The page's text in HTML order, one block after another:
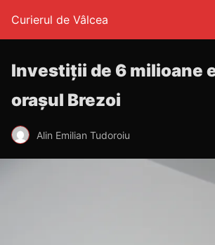
Curierul de Vâlcea
Investiții de 6 milioane
orașul Brezoi
Alin Emilian Tudoroiu